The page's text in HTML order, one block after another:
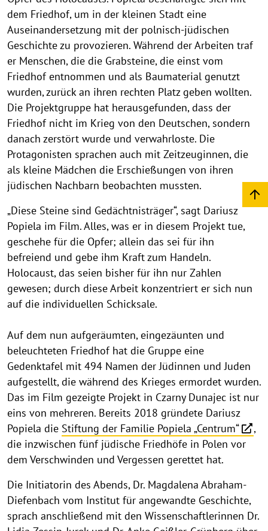
dem Friedhof, um in der kleinen Stadt eine
Auseinandersetzung mit der polnisch-jüdischen
Geschichte zu provozieren. Während der Arbeiten traf
er Menschen, die die Grabsteine, die einst vom
Friedhof entnommen und als Baumaterial genutzt
wurden, zurück an ihren rechten Platz geben wollten.
Die Projektgruppe hat herausgefunden, dass der
Friedhof nicht im Krieg von den Deutschen, sondern
danach zerstört wurde und verwahrloste. Die
Protagonisten sprachen auch mit Zeitzeuginnen, die
als kleine Mädchen die Erschießungen von ihren
jüdischen Nachbarn beobachten mussten.
„Diese Steine sind Gedächtnisträger“, sagt Dariusz
Popiela im Film. Alles, was er in diesem Projekt tue,
geschehe für die Opfer; allein das sei für ihn
befreiend und gebe ihm Kraft zum Handeln.
Holocaust, das seien bisher für ihn nur Zahlen
gewesen; durch diese Arbeit konzentriert er sich nun
auf die individuellen Schicksale.
Auf dem nun aufgeräumten, eingezäunten und
beleuchteten Friedhof hat die Gruppe eine
Gedenktafel mit 494 Namen der Jüdinnen und Juden
aufgestellt, die während des Krieges ermordet wurden.
Das im Film gezeigte Projekt in Czarny Dunajec ist nur
eins von mehreren. Bereits 2018 gründete Dariusz
Popiela die Stiftung der Familie Popiela „Centrum“
,
die inzwischen fünf jüdische Friedhöfe in Polen vor
dem Verschwinden und Vergessen gerettet hat.
Die Initiatorin des Abends, Dr. Magdalena Abraham-
Diefenbach vom Institut für angewandte Geschichte,
sprach anschließend mit den Wissenschaftlerinnen Dr.